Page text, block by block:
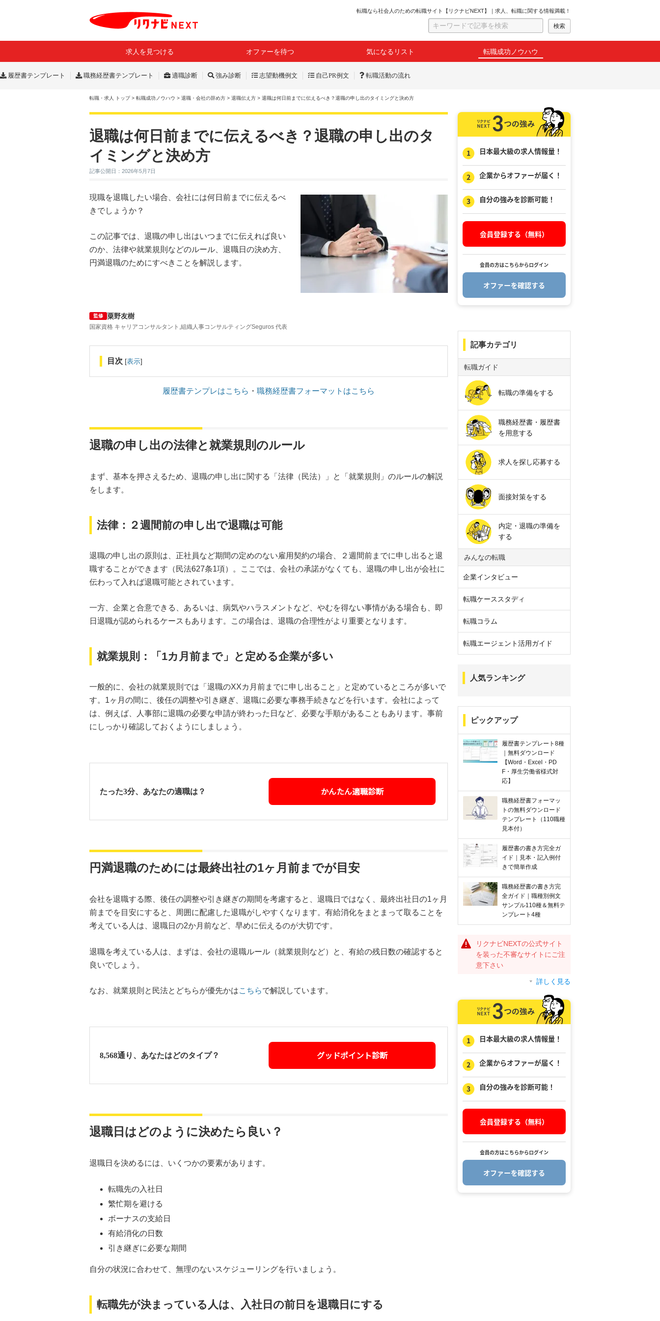
転職なら社会人のための転職サイト【リクナビNEXT】｜求人、転職に関する情報満載！
求人を見つける オファーを待つ 気になるリスト 転職成功ノウハウ
履歴書テンプレート 職務経歴書テンプレート 適職診断 強み診断 志望動機例文 自己PR例文 転職活動の流れ
転職・求人 トップ> 転職成功ノウハウ > 退職・会社の辞め方 > 退職伝え方 > 退職は何日前までに伝えるべき？退職の申し出のタイミングと決め方
退職は何日前までに伝えるべき？退職の申し出のタ
イミングと決め方
記事公開日：2026年5月7日
現職を退職したい場合、会社には何日前までに伝えるべ
きでしょうか？
この記事では、退職の申し出はいつまでに伝えれば良い
のか、法律や就業規則などのルール、退職日の決め方、
円満退職のためにすべきことを解説します。
監修 粟野友樹
国家資格 キャリアコンサルタント,組織人事コンサルティングSeguros 代表
目次 [表示]
履歴書テンプレはこちら ・ 職務経歴書フォーマットはこちら
退職の申し出の法律と就業規則のルール
まず、基本を押さえるため、退職の申し出に関する「法律（民法）」と「就業規則」のルールの解説
をします。
法律：２週間前の申し出で退職は可能
退職の申し出の原則は、正社員など期間の定めのない雇用契約の場合、２週間前までに申し出ると退
職することができます（民法627条1項）。ここでは、会社の承諾がなくても、退職の申し出が会社に
伝わって入れば退職可能とされています。
一方、企業と合意できる、あるいは、病気やハラスメントなど、やむを得ない事情がある場合も、即
日退職が認められるケースもあります。この場合は、退職の合理性がより重要となります。
就業規則：「1カ月前まで」と定める企業が多い
一般的に、会社の就業規則では「退職のXXカ月前までに申し出ること」と定めているところが多いで
す。1ヶ月の間に、後任の調整や引き継ぎ、退職に必要な事務手続きなどを行います。会社によって
は、例えば、人事部に退職の必要な申請が終わった日など、必要な手順があることもあります。事前
にしっかり確認しておくようにしましょう。
たった3分、あなたの適職は？ かんたん適職診断
円満退職のためには最終出社の1ヶ月前までが目安
会社を退職する際、後任の調整や引き継ぎの期間を考慮すると、退職日ではなく、最終出社日の1ヶ月
前までを目安にすると、周囲に配慮した退職がしやすくなります。有給消化をまとまって取ることを
考えている人は、退職日の2か月前など、早めに伝えるのが大切です。
退職を考えている人は、まずは、会社の退職ルール（就業規則など）と、有給の残日数の確認すると
良いでしょう。
なお、就業規則と民法とどちらが優先かはこちらで解説しています。
8,568通り、あなたはどのタイプ？ グッドポイント診断
退職日はどのように決めたら良い？
退職日を決めるには、いくつかの要素があります。
転職先の入社日
繁忙期を避ける
ボーナスの支給日
有給消化の日数
引き継ぎに必要な期間
自分の状況に合わせて、無理のないスケジューリングを行いましょう。
転職先が決まっている人は、入社日の前日を退職日にする
日本最大級の求人情報量！
企業からオファーが届く！
自分の強みを診断可能！
会員登録する（無料）
会員の方はこちらからログイン
オファーを確認する
記事カテゴリ
転職ガイド
転職の準備をする
職務経歴書・履歴書
を用意する
求人を探し応募する
面接対策をする
内定・退職の準備を
する
みんなの転職
企業インタビュー
転職ケーススタディ
転職コラム
転職エージェント活用ガイド
人気ランキング
ピックアップ
履歴書テンプレート8種
｜無料ダウンロード
【Word・Excel・PD
F・厚生労働省様式対
応】
職務経歴書フォーマッ
トの無料ダウンロード
テンプレート（110職種
見本付）
履歴書の書き方完全ガ
イド｜見本・記入例付
きで簡単作成
職務経歴書の書き方完
全ガイド｜職種別例文
サンプル110種＆無料テ
ンプレート4種
リクナビNEXTの公式サイト
を装った不審なサイトにご注
意下さい
詳しく見る
日本最大級の求人情報量！
企業からオファーが届く！
自分の強みを診断可能！
会員登録する（無料）
会員の方はこちらからログイン
オファーを確認する